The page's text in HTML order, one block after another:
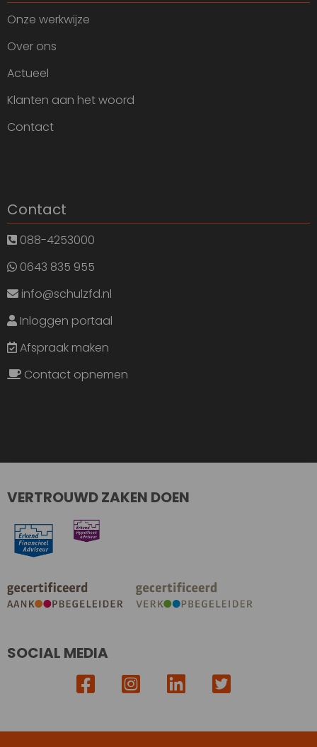
Onze werkwijze
Over ons
Actueel
Klanten aan het woord
Contact
Contact
088-4253000
0643 835 955
info@schulzfd.nl
Inloggen portaal
Afspraak maken
Contact opnemen
VERTROUWD ZAKEN DOEN
SOCIAL MEDIA